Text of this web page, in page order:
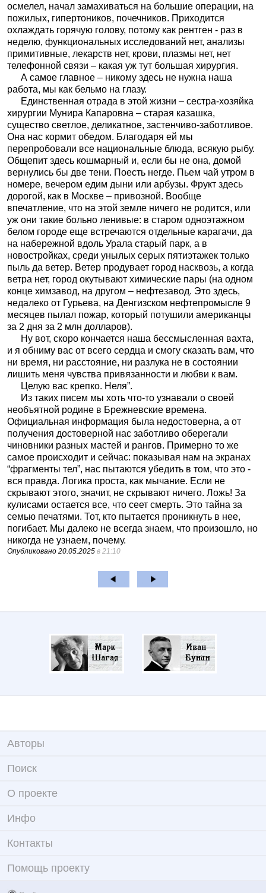
осмелел, начал замахиваться на большие операции, на
пожилых, гипертоников, почечников. Приходится
охлаждать горячую голову, потому как рентген - раз в
неделю, функциональных исследований нет, анализы
примитивные, лекарств нет, крови, плазмы нет, нет
телефонной связи – какая уж тут большая хирургия.
А самое главное – никому здесь не нужна наша
работа, мы как бельмо на глазу.
Единственная отрада в этой жизни – сестра-хозяйка
хирургии Мунира Капаровна – старая казашка,
существо светлое, деликатное, застенчиво-заботливое.
Она нас кормит обедом. Благодаря ей мы
перепробовали все национальные блюда, всякую рыбу.
Общепит здесь кошмарный и, если бы не она, домой
вернулись бы две тени. Поесть негде. Пьем чай утром в
номере, вечером едим дыни или арбузы. Фрукт здесь
дорогой, как в Москве – привозной. Вообще
впечатление, что на этой земле ничего не родится, или
уж они такие больно ленивые: в старом одноэтажном
белом городе еще встречаются отдельные карагачи, да
на набережной вдоль Урала старый парк, а в
новостройках, среди унылых серых пятиэтажек только
пыль да ветер. Ветер продувает город насквозь, а когда
ветра нет, город окутывают химические пары (на одном
конце химзавод, на другом – нефтезавод. Это здесь,
недалеко от Гурьева, на Денгизском нефтепромысле 9
месяцев пылал пожар, который потушили американцы
за 2 дня за 2 млн долларов).
Ну вот, скоро кончается наша бессмысленная вахта,
и я обниму вас от всего сердца и смогу сказать вам, что
ни время, ни расстояние, ни разлука не в состоянии
лишить меня чувства привязанности и любви к вам.
Целую вас крепко. Неля”.
Из таких писем мы хоть что-то узнавали о своей
необъятной родине в Брежневские времена.
Официальная информация была недостоверна, а от
получения достоверной нас заботливо оберегали
чиновники разных мастей и рангов. Примерно то же
самое происходит и сейчас: показывая нам на экранах
“фрагменты тел”, нас пытаются убедить в том, что это -
вся правда. Логика проста, как мычание. Если не
скрывают этого, значит, не скрывают ничего. Ложь! За
кулисами остается все, что сеет смерть. Это тайна за
семью печатями. Тот, кто пытается проникнуть в нее,
погибает. Мы далеко не всегда знаем, что произошло, но
никогда не узнаем, почему.
Опубликовано 20.05.2025 в 21:10
Авторы
Поиск
О проекте
Инфо
Контакты
Помощь проекту